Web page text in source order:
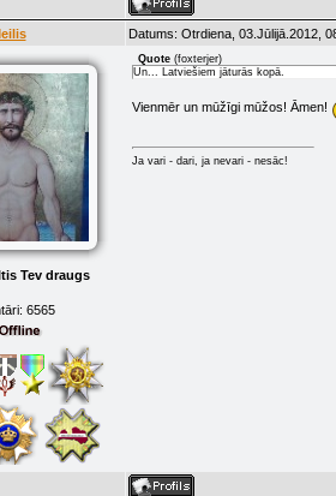
Datums: Otrdiena, 03.Jūlijā.2012,
Tev draugs
6565
Quote (foxterjer)
Un... Latviešiem jāturās kopā.
Vienmēr un mūžīgi mūžos! Āmen!
Ja vari - dari, ja nevari - nesāc!